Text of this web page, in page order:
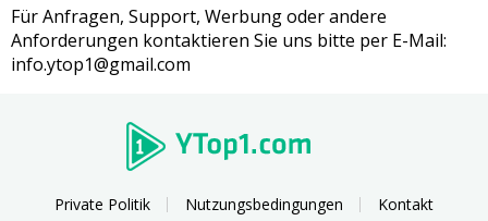
Für Anfragen, Support, Werbung oder andere
Anforderungen kontaktieren Sie uns bitte per E-Mail:
info.ytop1@gmail.com
Private Politik Nutzungsbedingungen
Kontakt